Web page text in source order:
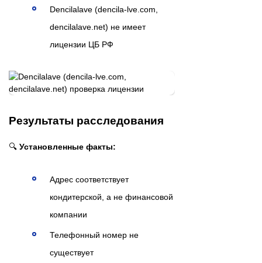
Dencilalave (dencila-lve.com,
dencilalave.net) не имеет
лицензии ЦБ РФ
Результаты расследования
🔍 Установленные факты:
Адрес соответствует
кондитерской, а не финансовой
компании
Телефонный номер не
существует